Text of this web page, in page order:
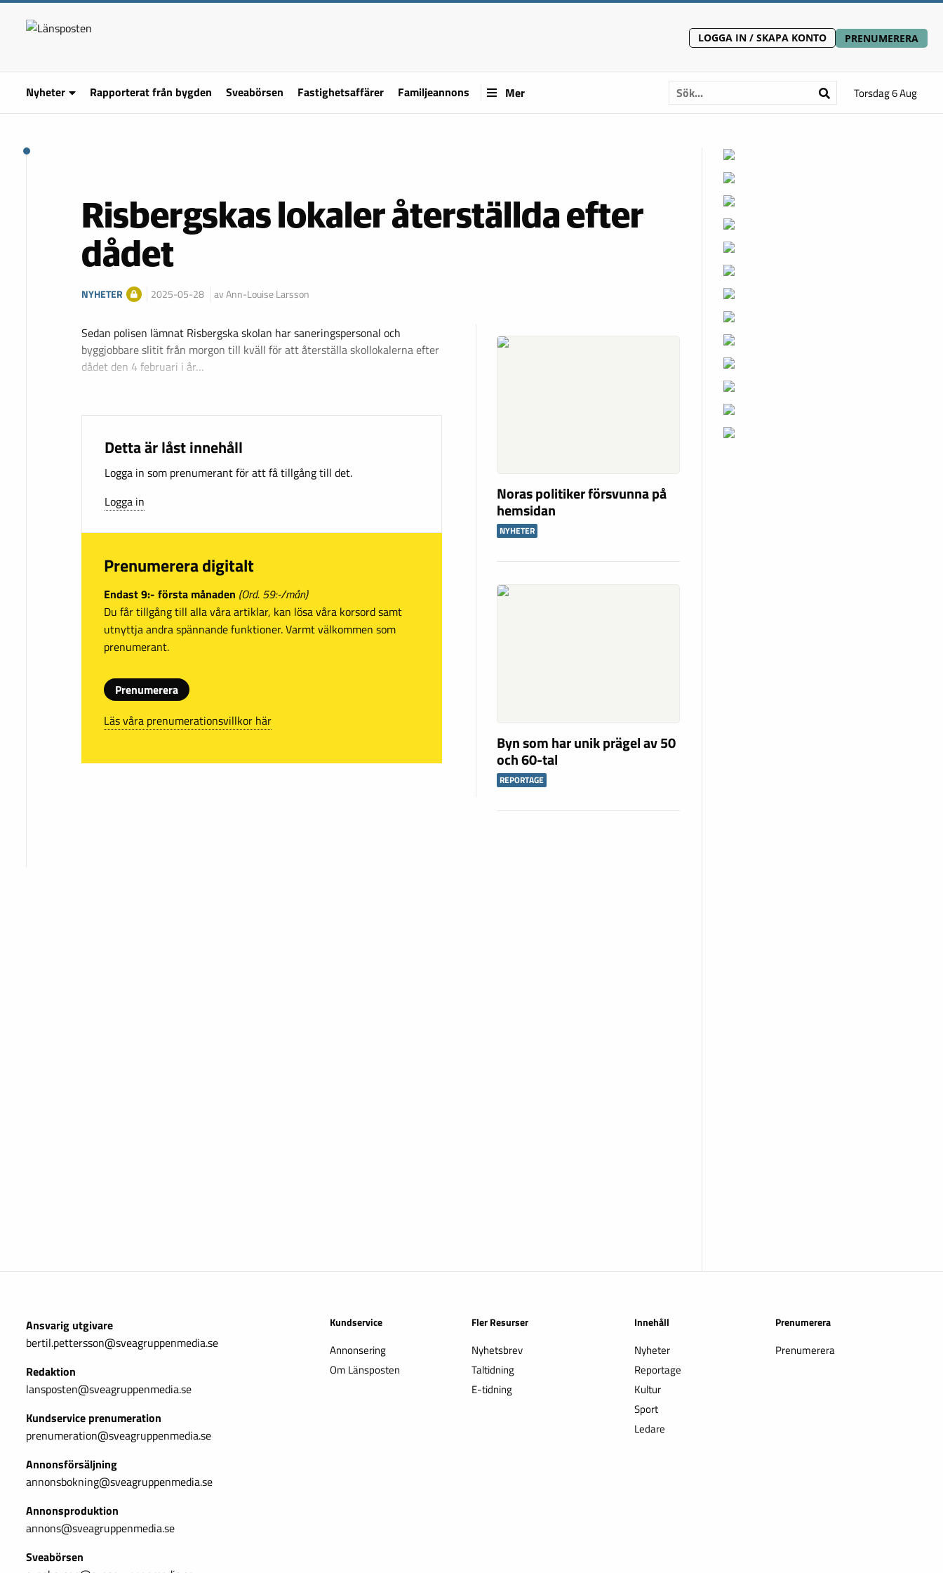
LOGGA IN / SKAPA KONTO PRENUMERERA
Nyheter Rapporterat från bygden Sveabörsen Fastighetsaffärer Familjeannons Mer Torsdag 6 Aug
Risbergskas lokaler återställda efter
dådet
NYHETER 2025-05-28 av Ann-Louise Larsson
Sedan polisen lämnat Risbergska skolan har saneringspersonal och
byggjobbare slitit från morgon till kväll för att återställa skollokalerna efter
dådet den 4 februari i år…
Detta är låst innehåll
Logga in som prenumerant för att få tillgång till det.
Logga in
Prenumerera digitalt
Endast 9:- första månaden (Ord. 59:-/mån)
Du får tillgång till alla våra artiklar, kan lösa våra korsord samt
utnyttja andra spännande funktioner. Varmt välkommen som
prenumerant.
Prenumerera
Läs våra prenumerationsvillkor här
Noras politiker försvunna på
hemsidan
NYHETER
Byn som har unik prägel av 50
och 60-tal
REPORTAGE
Ansvarig utgivare
bertil.pettersson@sveagruppenmedia.se
Redaktion
lansposten@sveagruppenmedia.se
Kundservice prenumeration
prenumeration@sveagruppenmedia.se
Annonsförsäljning
annonsbokning@sveagruppenmedia.se
Annonsproduktion
annons@sveagruppenmedia.se
Sveabörsen
Kundservice
Annonsering
Om Länsposten
Fler Resurser
Nyhetsbrev
Taltidning
E-tidning
Innehåll
Nyheter
Reportage
Kultur
Sport
Ledare
Prenumerera
Prenumerera